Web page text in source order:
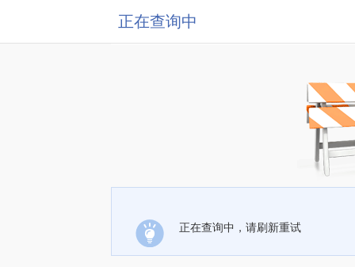
正在查询中
正在查询中，请刷新重试